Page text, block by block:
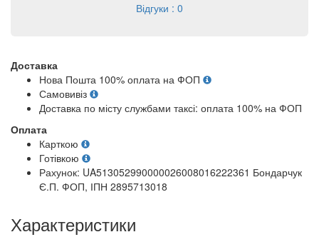
Відгуки : 0
Доставка
Нова Пошта 100% оплата на ФОП
Самовивіз
Доставка по місту службами таксі: оплата 100% на ФОП
Оплата
Карткою
Готівкою
Рахунок: UA513052990000026008016222361 Бондарчук
Є.П. ФОП, ІПН 2895713018
Характеристики